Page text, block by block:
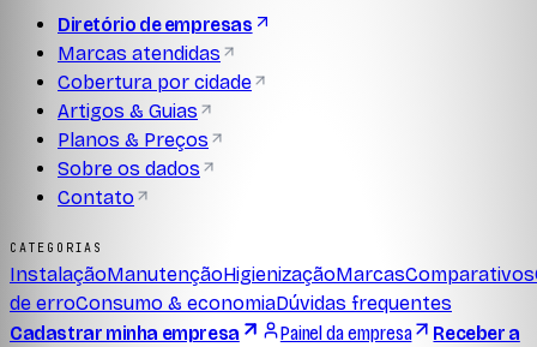
Diretório de empresas
Marcas atendidas
Cobertura por cidade
Artigos & Guias
Planos & Preços
Sobre os dados
Contato
CATEGORIAS
InstalaçãoManutençãoHigienizaçãoMarcasComparativos
de erroConsumo & economiaDúvidas frequentes
Cadastrar minha empresa
Painel da empresa
Receber a